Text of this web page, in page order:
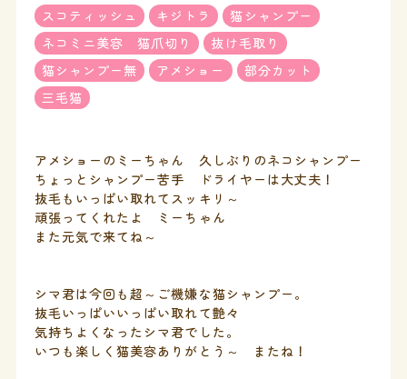
スコティッシュ キジトラ
猫シャンプー
ネコミニ美容 猫爪切り
抜け毛取り
猫シャンプー無
アメショー
部分カット
三毛猫
アメショーのミーちゃん 久しぶりのネコシャンプー
ちょっとシャンプー苦手 ドライヤーは大丈夫！
抜毛もいっぱい取れてスッキリ～
頑張ってくれたよ ミーちゃん
また元気で来てね～
シマ君は今回も超～ご機嫌な猫シャンプー。
抜毛いっぱいいっぱい取れて艶々
気持ちよくなったシマ君でした。
いつも楽しく猫美容ありがとう～ またね！